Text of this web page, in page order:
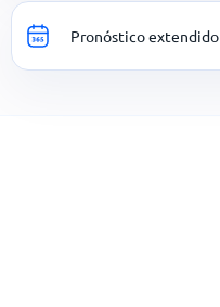
Pronóstico extendido